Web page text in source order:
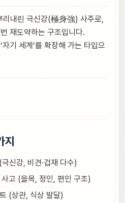
내린 극신강(極身強) 사주로,
재도약하는 구조입니다.
자기 세계’를 확장해 가는 타입으
지
신강, 비견·겁재 다수)
고 (을목, 정인, 편인 구조)
(상관, 식상 발달)